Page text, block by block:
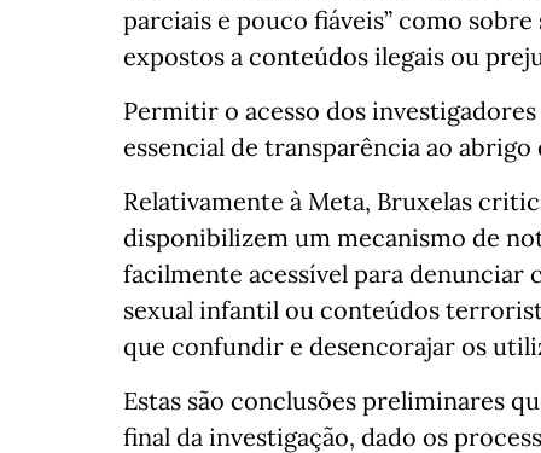
parciais e pouco fiáveis” como
expostos a conteúdos ilegais ou
Permitir o acesso dos
essencial de transparência ao
Relativamente à Meta, Bruxelas
disponibilizem um mecanismo de
facilmente acessível para denunciar
sexual infantil ou conteúdos
que confundir e desencorajar os
Estas são conclusões preliminares
final da investigação, dado os